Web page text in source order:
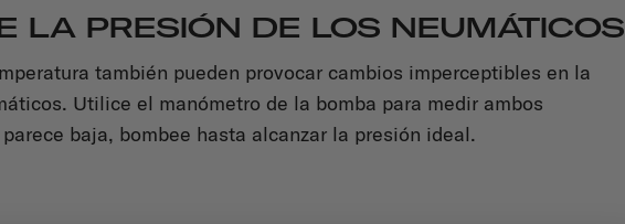
LA PRESIÓN DE LOS NEUMÁTICOS
también pueden provocar cambios imperceptibles en la
Utilice el manómetro de la bomba para medir ambos
baja, bombee hasta alcanzar la presión ideal.